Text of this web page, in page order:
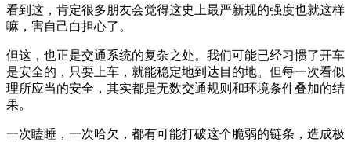
看到这，肯定很多朋友会觉得这史上最严新规的强度也就这样
嘛，害自己白担心了。
但这，也正是交通系统的复杂之处。我们可能已经习惯了开车
是安全的，只要上车，就能稳定地到达目的地。但每一次看似
理所应当的安全，其实都是无数交通规则和环境条件叠加的结
果。
一次瞌睡，一次哈欠，都有可能打破这个脆弱的链条，造成极